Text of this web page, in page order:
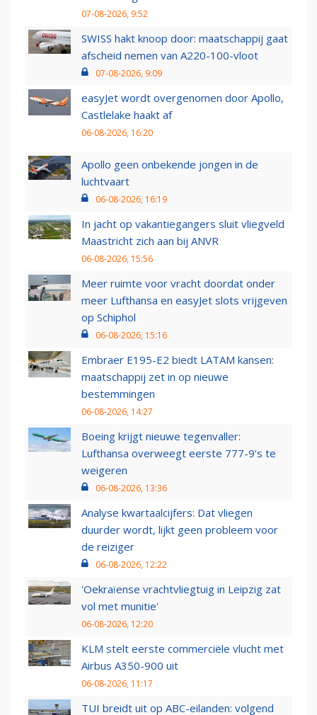
07-08-2026, 9:52
SWISS hakt knoop door: maatschappij gaat
afscheid nemen van A220-100-vloot
07-08-2026, 9:09
easyJet wordt overgenomen door Apollo,
Castlelake haakt af
06-08-2026, 16:20
Apollo geen onbekende jongen in de
luchtvaart
06-08-2026, 16:19
In jacht op vakantiegangers sluit vliegveld
Maastricht zich aan bij ANVR
06-08-2026, 15:56
Meer ruimte voor vracht doordat onder
meer Lufthansa en easyJet slots vrijgeven
op Schiphol
06-08-2026, 15:16
Embraer E195-E2 biedt LATAM kansen:
maatschappij zet in op nieuwe
bestemmingen
06-08-2026, 14:27
Boeing krijgt nieuwe tegenvaller:
Lufthansa overweegt eerste 777-9’s te
weigeren
06-08-2026, 13:36
Analyse kwartaalcijfers: Dat vliegen
duurder wordt, lijkt geen probleem voor
de reiziger
06-08-2026, 12:22
'Oekraïense vrachtvliegtuig in Leipzig zat
vol met munitie'
06-08-2026, 12:20
KLM stelt eerste commerciële vlucht met
Airbus A350-900 uit
06-08-2026, 11:17
TUI breidt uit op ABC-eilanden: volgend